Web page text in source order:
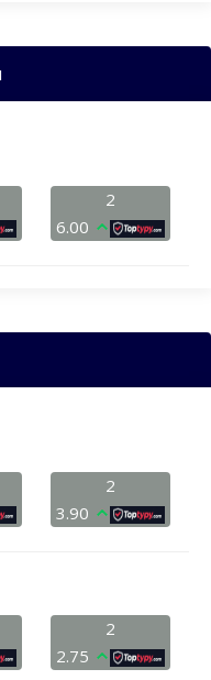
2
6.00
2
3.90
2
2.75